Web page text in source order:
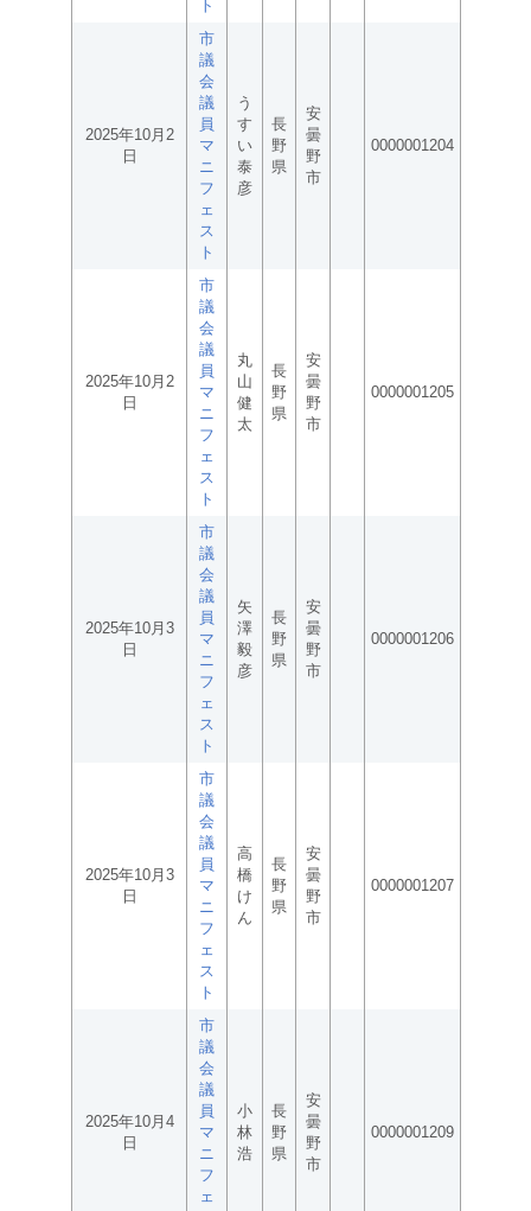
ト
2025年10月2
日
市
議
会
議
員
マ
ニ
フ
ェ
ス
ト
う
す
い
泰
彦
長
野
県
安
曇
野
市
0000001204
2025年10月2
日
市
議
会
議
員
マ
ニ
フ
ェ
ス
ト
丸
山
健
太
長
野
県
安
曇
野
市
0000001205
2025年10月3
日
市
議
会
議
員
マ
ニ
フ
ェ
ス
ト
矢
澤
毅
彦
長
野
県
安
曇
野
市
0000001206
2025年10月3
日
市
議
会
議
員
マ
ニ
フ
ェ
ス
ト
高
橋
け
ん
長
野
県
安
曇
野
市
0000001207
2025年10月4
日
市
議
会
議
員
マ
ニ
フ
ェ
小
林
浩
長
野
県
安
曇
野
市
0000001209